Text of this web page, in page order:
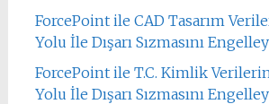
ForcePoint ile CAD Tasarım
Yolu İle Dışarı Sızmasını
ForcePoint ile T.C. Kimlik
Yolu İle Dışarı Sızmasını